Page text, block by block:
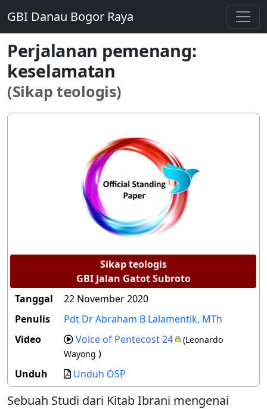
GBI Danau Bogor Raya
Perjalanan pemenang:
keselamatan
(Sikap teologis)
Sikap teologis
GBI Jalan Gatot Subroto
Tanggal
22 November 2020
Penulis
Pdt Dr Abraham B Lalamentik, MTh
Video
Voice of Pentecost 24
(Leonardo
Wayong)
Unduh
Unduh OSP
Sebuah Studi dari Kitab Ibrani mengenai